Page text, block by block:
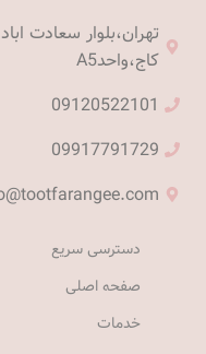
تهران،بلوار سعادت
کاج،واحدA5
09120522101
09917791729
دسترسی سریع
صفحه اصلی
خدمات